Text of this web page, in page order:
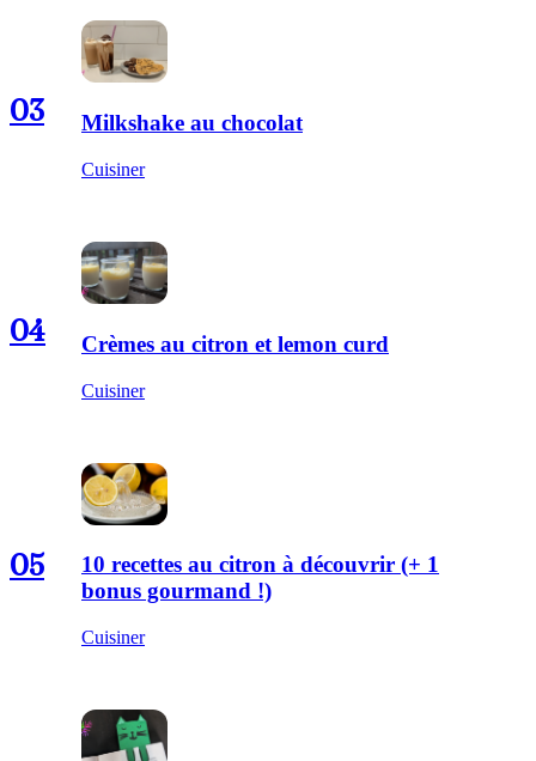
03 Milkshake au chocolat
Cuisiner
04 Crèmes au citron et lemon curd
Cuisiner
05
10 recettes au citron à découvrir (+ 1
bonus gourmand !)
Cuisiner